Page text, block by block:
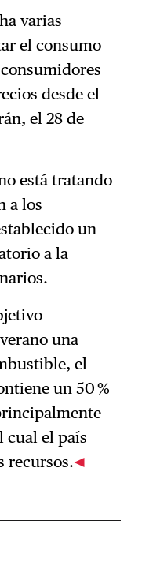
varias
el consumo
desde el
el 28 de
está tratando
a los
un
a la
una
el
un 50 %
cual el país
recursos.